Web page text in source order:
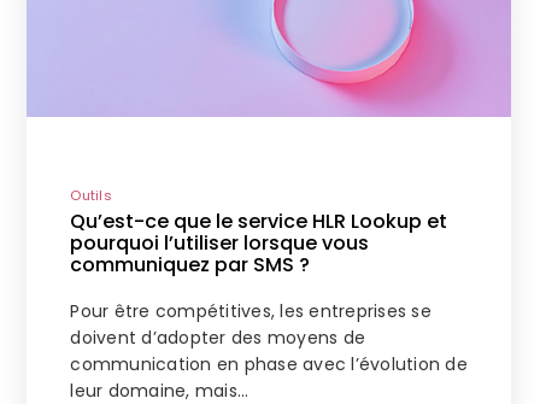
Outils
Qu’est-ce que le service HLR Lookup et
pourquoi l’utiliser lorsque vous
communiquez par SMS ?
Pour être compétitives, les entreprises se
doivent d’adopter des moyens de
communication en phase avec l’évolution de
leur domaine, mais…